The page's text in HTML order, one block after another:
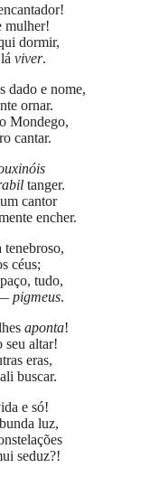
mulher!
dormir,
viver.
dado e nome,
ornar.
Mondego,
cantar.
tanger.
cantor
encher.
tenebroso,
céus;
tudo,
pigmeus.
aponta!
seu altar!
eras,
buscar.
e só!
luz,
seduz?!